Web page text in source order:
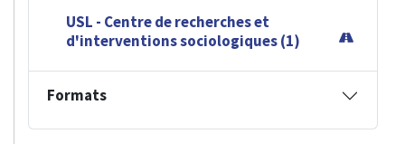
USL - Centre de recherches et
d'interventions sociologiques (1)
Formats